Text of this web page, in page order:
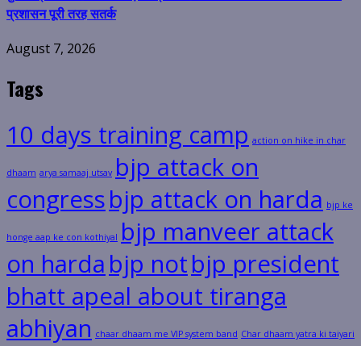
प्रशासन पूरी तरह सतर्क
August 7, 2026
Tags
10 days training camp action on hike in char
dhaam arya samaaj utsav bjp attack on
congressbjp attack on harda bjp ke
honge aap ke con kothiyal bjp manveer attack
on harda bjp notbjp president
bhatt apeal about tiranga
abhiyan chaar dhaam me VIP system band Char dhaam yatra ki taiyari